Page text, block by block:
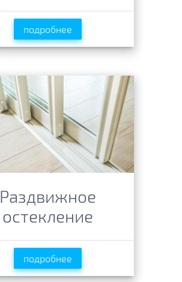
подробнее
Раздвижное
остекление
подробнее